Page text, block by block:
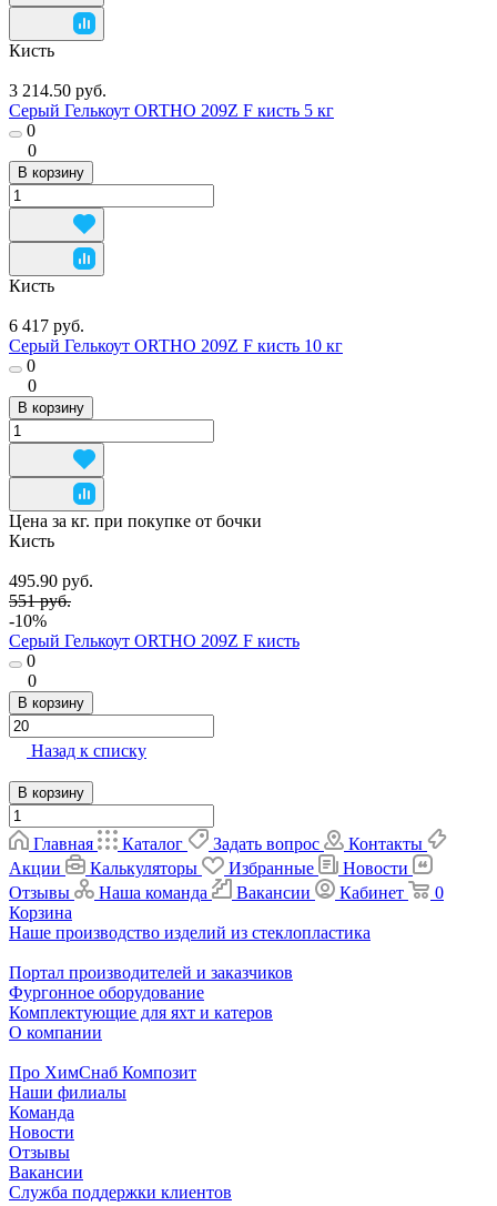
Кисть
3 214.50 руб.
Серый Гелькоут ORTHO 209Z F кисть 5 кг
0
0
В корзину
Кисть
6 417 руб.
Серый Гелькоут ORTHO 209Z F кисть 10 кг
0
0
В корзину
Цена за кг. при покупке от бочки
Кисть
495.90 руб.
551 руб.
-10%
Серый Гелькоут ORTHO 209Z F кисть
0
0
В корзину
Назад к списку
В корзину
Главная Каталог Задать вопрос
Контакты
Акции
Калькуляторы Избранные
Новости
Отзывы
Наша команда Вакансии Кабинет
0
Корзина
Наше производство изделий из стеклопластика
Портал производителей и заказчиков
Фургонное оборудование
Комплектующие для яхт и катеров
О компании
Про ХимСнаб Композит
Наши филиалы
Команда
Новости
Отзывы
Вакансии
Служба поддержки клиентов